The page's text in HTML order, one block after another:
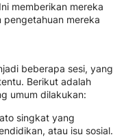
memberikan mereka
mereka
beberapa sesi, yang
Berikut adalah
umum dilakukan:
singkat yang
atau isu sosial.